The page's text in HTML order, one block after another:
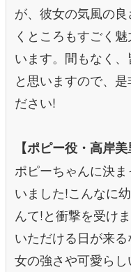
が、彼女の気風の
くところもすごく
います。間もなく
と思いますので、
ださい!
【ポピー役・高岸美
ポピーちゃんに決
いました!こんなに
んて!と衝撃を受け
いただける日が来
女の強さや可愛ら